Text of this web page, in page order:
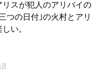
リスが犯人のアリバイの
つの日付｣の火村とアリ
い。